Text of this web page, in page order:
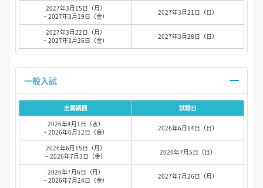
2027年3月15日（月）
~ 2027年3月19日（金）
2027年3月21日（日）
2027年3月22日（月）
~ 2027年3月26日（金）
2027年3月28日（日）
出願期間
試験日
2026年4月1日（水）
~ 2026年6月12日（金）
2026年6月14日（日）
2026年6月15日（月）
~ 2026年7月3日（金）
2026年7月5日（日）
2026年7月6日（月）
~ 2026年7月24日（金）
2027年7月26日（月）